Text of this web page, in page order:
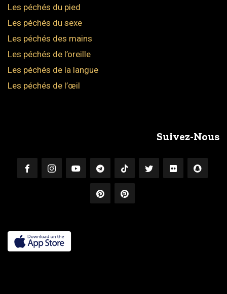
Les péchés du pied
Les péchés du sexe
Les péchés des mains
Les péchés de l’oreille
Les péchés de la langue
Les péchés de l’œil
Suivez-Nous